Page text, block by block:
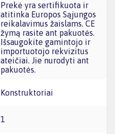
Prekė yra sertifikuota ir
atitinka Europos Sąjungos
reikalavimus žaislams. CE
žymą rasite ant pakuotės.
Išsaugokite gamintojo ir
importuotojo rekvizitus
ateičiai. Jie nurodyti ant
pakuotės.
Konstruktoriai
1